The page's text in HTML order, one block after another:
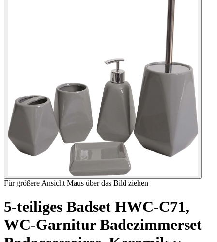
Für größere Ansicht Maus über das Bild ziehen
5-teiliges Badset HWC-C71,
WC-Garnitur Badezimmerset